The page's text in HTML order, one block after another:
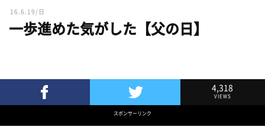
16.6.19/日
一歩進めた気がした【父の日】
Twitterでツイート
4,318
VIEWS
スポンサーリンク